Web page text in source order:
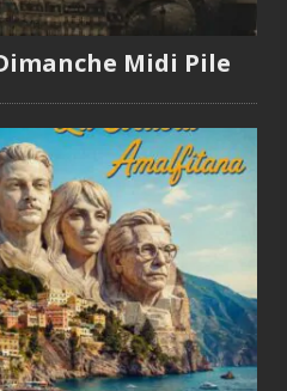
Midi Pile